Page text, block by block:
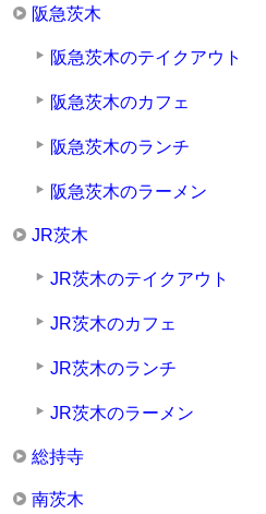
阪急茨木
阪急茨木のテイクアウト
阪急茨木のカフェ
阪急茨木のランチ
阪急茨木のラーメン
JR茨木
JR茨木のテイクアウト
JR茨木のカフェ
JR茨木のランチ
JR茨木のラーメン
総持寺
南茨木